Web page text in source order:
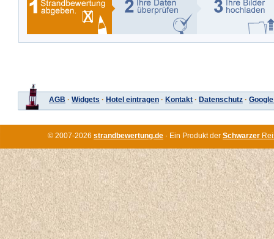
AGB · Widgets · Hotel eintragen · Kontakt · Datenschutz ·
© 2007-2026 strandbewertung.de · Ein Produkt der Schwarzer